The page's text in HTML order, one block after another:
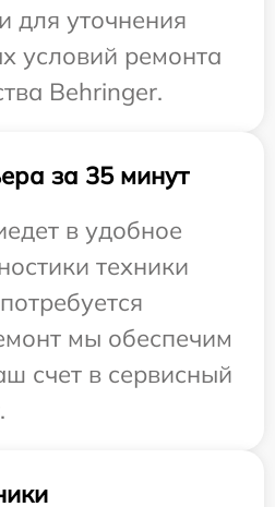
для уточнения
условий ремонта
Behringer.
за 35 минут
в удобное
техники
мы обеспечим
счет в сервисный